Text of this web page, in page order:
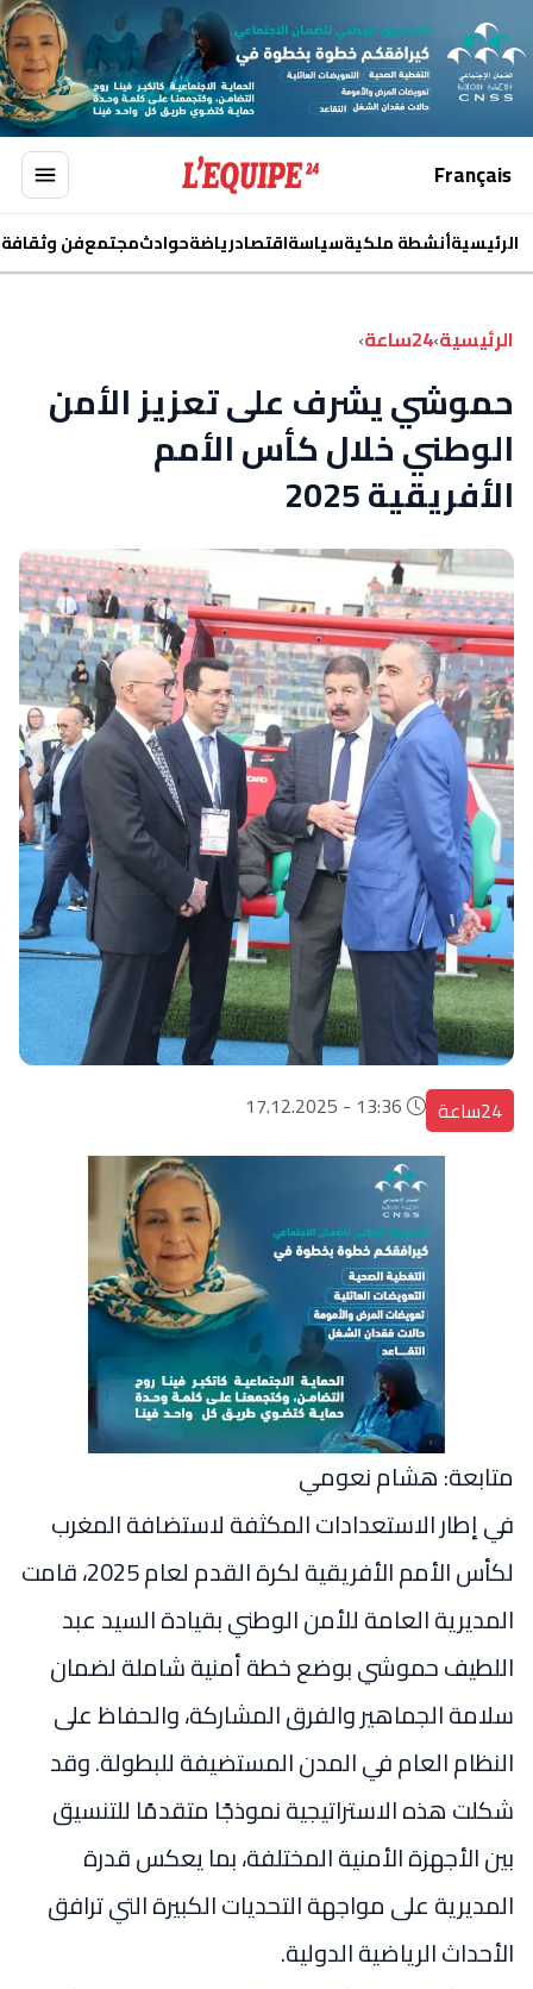
Français
الرئيسيةأنشطة ملكيةسياسةاقتصادرياضةحوادثمجتمعفن وثقافة
الرئيسية›24ساعة ›
حموشي يشرف على تعزيز الأمن
الوطني خلال كأس الأمم
الأفريقية 2025
24ساعة
متابعة: هشام نعومي
في إطار الاستعدادات المكثفة لاستضافة المغرب
لكأس الأمم الأفريقية لكرة القدم لعام 2025، قامت
المديرية العامة للأمن الوطني بقيادة السيد عبد
اللطيف حموشي بوضع خطة أمنية شاملة لضمان
سلامة الجماهير والفرق المشاركة، والحفاظ على
النظام العام في المدن المستضيفة للبطولة. وقد
شكلت هذه الاستراتيجية نموذجًا متقدمًا للتنسيق
بين الأجهزة الأمنية المختلفة، بما يعكس قدرة
المديرية على مواجهة التحديات الكبيرة التي ترافق
الأحداث الرياضية الدولية.